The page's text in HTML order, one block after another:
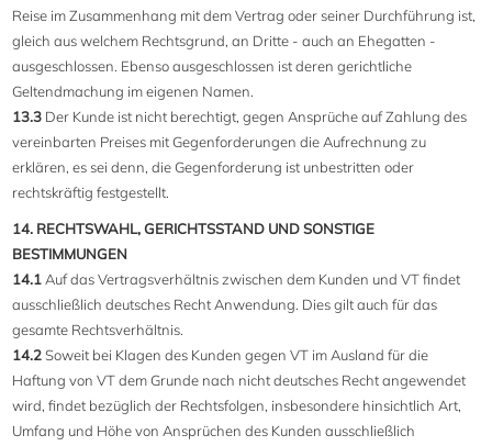
Reise im Zusammenhang mit dem Vertrag oder seiner Durchführung ist,
gleich aus welchem Rechtsgrund, an Dritte - auch an Ehegatten -
ausgeschlossen. Ebenso ausgeschlossen ist deren gerichtliche
Geltendmachung im eigenen Namen.
13.3 Der Kunde ist nicht berechtigt, gegen Ansprüche auf Zahlung des
vereinbarten Preises mit Gegenforderungen die Aufrechnung zu
erklären, es sei denn, die Gegenforderung ist unbestritten oder
rechtskräftig festgestellt.
14. RECHTSWAHL, GERICHTSSTAND UND SONSTIGE
BESTIMMUNGEN
14.1 Auf das Vertragsverhältnis zwischen dem Kunden und VT findet
ausschließlich deutsches Recht Anwendung. Dies gilt auch für das
gesamte Rechtsverhältnis.
14.2Soweit bei Klagen des Kunden gegen VT im Ausland für die
Haftung von VT dem Grunde nach nicht deutsches Recht angewendet
wird, findet bezüglich der Rechtsfolgen, insbesondere hinsichtlich Art,
Umfang und Höhe von Ansprüchen des Kunden ausschließlich